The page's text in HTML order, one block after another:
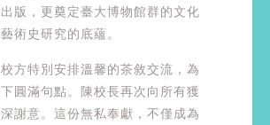
版，更奠定臺大博物館群的文化
術史研究的底蘊。
方特別安排溫馨的茶敘交流，為
圓滿句點。陳校長再次向所有獲
謝意。這份無私奉獻，不僅成為